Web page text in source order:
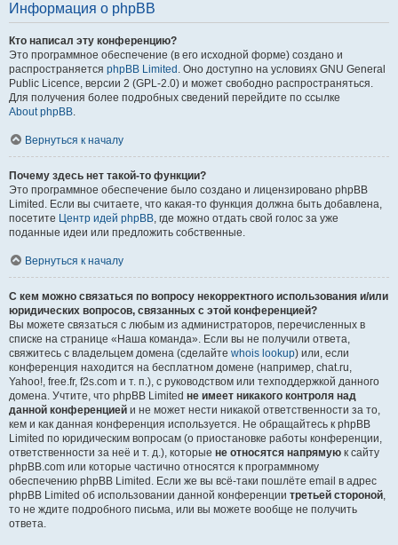
Информация о phpBB
Кто написал эту конференцию?
Это программное обеспечение (в его исходной форме) создано и
распространяется phpBB Limited . Оно доступно на условиях GNU General
Public Licence, версии 2 (GPL-2.0) и может свободно распространяться.
Для получения более подробных сведений перейдите по ссылке
About phpBB.
Вернуться к началу
Почему здесь нет такой-то функции?
Это программное обеспечение было создано и лицензировано phpBB
Limited. Если вы считаете, что какая-то функция должна быть добавлена,
посетите Центр идей phpBB, где можно отдать свой голос за уже
поданные идеи или предложить собственные.
Вернуться к началу
С кем можно связаться по вопросу некорректного использования и/или
юридических вопросов, связанных с этой конференцией?
Вы можете связаться с любым из администраторов, перечисленных в
списке на странице «Наша команда». Если вы не получили ответа,
свяжитесь с владельцем домена (сделайте whois lookup) или, если
конференция находится на бесплатном домене (например, chat.ru,
Yahoo!, free.fr, f2s.com и т. п.), с руководством или техподдержкой данного
домена. Учтите, что phpBB Limited не имеет никакого контроля над
данной конференцией и не может нести никакой ответственности за то,
кем и как данная конференция используется. Не обращайтесь к phpBB
Limited по юридическим вопросам (о приостановке работы конференции,
ответственности за неё и т. д.), которые не относятся напрямую к сайту
phpBB.com или которые частично относятся к программному
обеспечению phpBB Limited. Если же вы всё-таки пошлёте email в адрес
phpBB Limited об использовании данной конференции третьей стороной,
то не ждите подробного письма, или вы можете вообще не получить
ответа.